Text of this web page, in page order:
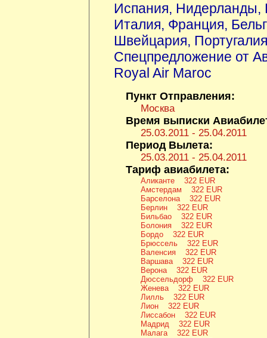
Испания, Нидерланды,
Италия, Франция,
Швейцария, Португалия
Спецпредложение от
Royal Air Maroc
Пункт Отправления:
Москва
Время выписки
25.03.2011 - 25.04.2011
Период Вылета:
25.03.2011 - 25.04.2011
Тариф авиабилета:
Аликанте 322 EUR
Амстердам 322 EUR
Барселона 322 EUR
Берлин 322 EUR
Бильбао 322 EUR
Болония 322 EUR
Бордо 322 EUR
Брюссель 322 EUR
Валенсия 322 EUR
Варшава 322 EUR
Верона 322 EUR
Дюссельдорф 322 EUR
Женева 322 EUR
Лилль 322 EUR
Лион 322 EUR
Лиссабон 322 EUR
Мадрид 322 EUR
Малага 322 EUR